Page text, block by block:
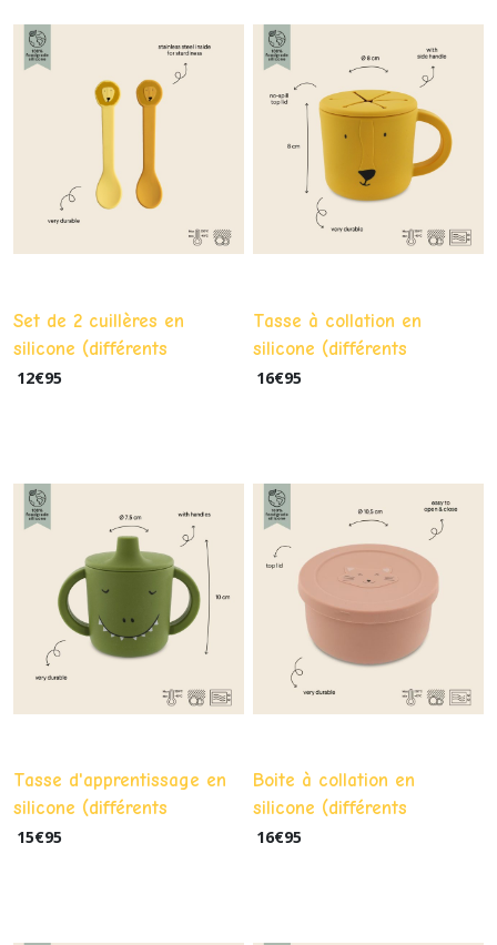
Set de 2 cuillères en
silicone (différents
modèles)
12€95
Tasse à collation en
silicone (différents
modèles)
16€95
Tasse d'apprentissage en
silicone (différents
modèles)
15€95
Boite à collation en
silicone (différents
modèles)
16€95